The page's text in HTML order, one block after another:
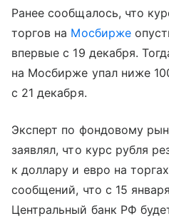
Ранее сообщалось, что
торгов на Мосбирже
впервые с 19 декабря.
на Мосбирже упал ниже
с 21 декабря.
Эксперт по фондовому
заявлял, что курс рубля
к доллару и евро на
сообщений, что с 15
Центральный банк РФ